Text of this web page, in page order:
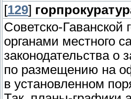
[129]
Советско-Гаванской
органами местного
законодательства о
по размещению на
в установленном